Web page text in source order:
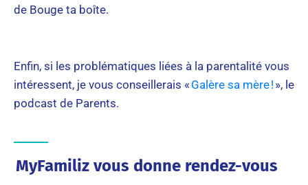
de Bouge ta boîte.
Enfin, si les problématiques liées à la parentalité vous
intéressent, je vous conseillerais « Galère sa mère ! », le
podcast de Parents.
MyFamiliz vous donne rendez-vous